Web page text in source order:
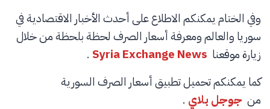
وفي الختام يمكنكم الاطلاع على أحدث الأخبار الاقتصادية في
سوريا والعالم ومعرفة أسعار الصرف لحظة بلحظة من خلال
زيارة موقعنا Syria Exchange News
.
كما يمكنكم تحميل تطبيق أسعار الصرف السورية
من جوجل بلاي .